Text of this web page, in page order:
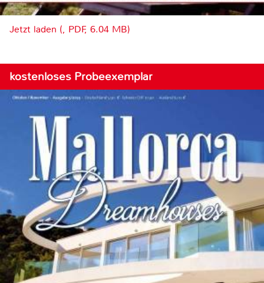
Jetzt laden (, PDF, 6.04 MB)
kostenloses Probeexemplar